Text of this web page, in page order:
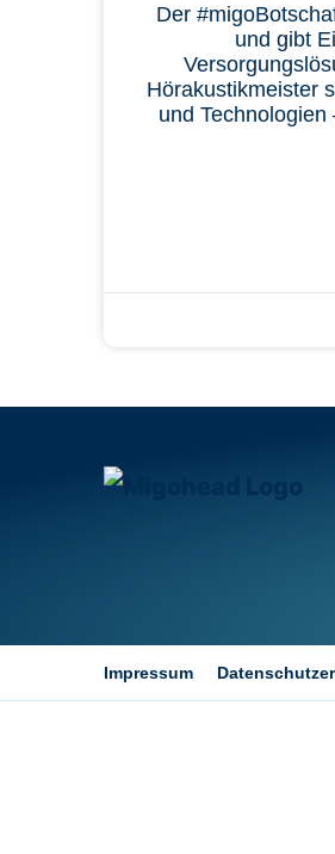
Der
und gibt
Hörakustikmeister
und
Impressum